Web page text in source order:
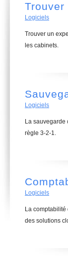
Logiciels
Trouver un
les cabinets.
Logiciels
La sauvegarde
règle 3-2-1.
Logiciels
La
des solutions